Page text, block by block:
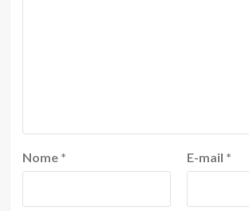
Nome * E-mail *